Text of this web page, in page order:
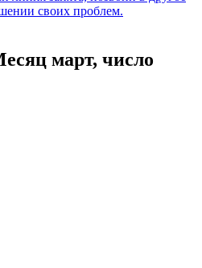
март, число